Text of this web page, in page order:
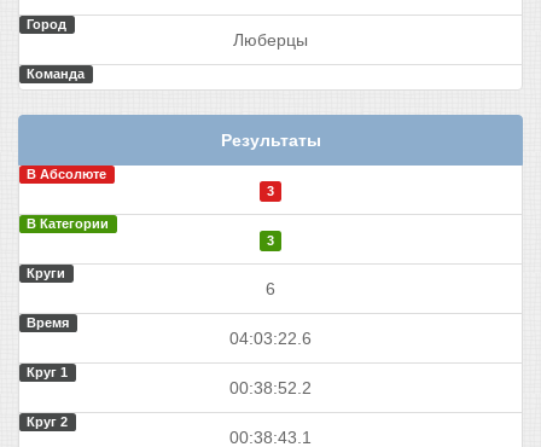
Город
Люберцы
Команда
Результаты
В Абсолюте
3
В Категории
3
Круги
6
Время
04:03:22.6
Круг 1
00:38:52.2
Круг 2
00:38:43.1